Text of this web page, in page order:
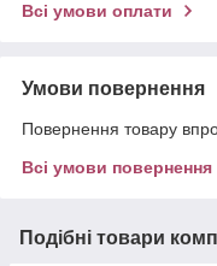
Всі умови оплати
Умови повернення
Повернення товару
Всі умови повернення
Подібні товари